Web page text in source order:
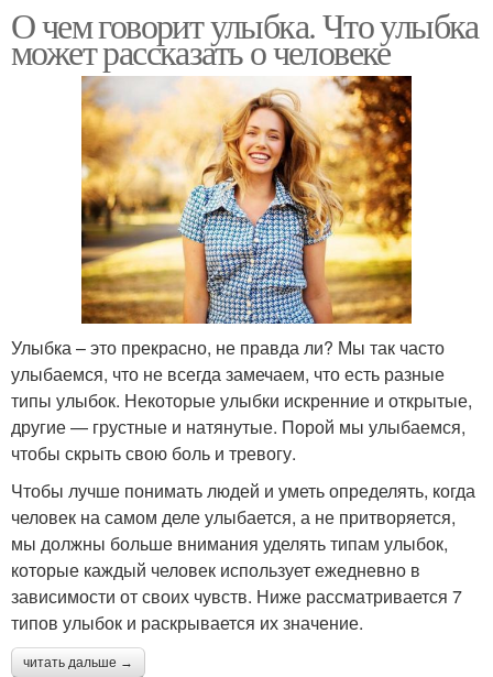
О чем говорит улыбка. Что улыбка
может рассказать о человеке
Улыбка – это прекрасно, не правда ли? Мы так часто
улыбаемся, что не всегда замечаем, что есть разные
типы улыбок. Некоторые улыбки искренние и открытые,
другие — грустные и натянутые. Порой мы улыбаемся,
чтобы скрыть свою боль и тревогу.
Чтобы лучше понимать людей и уметь определять, когда
человек на самом деле улыбается, а не притворяется,
мы должны больше внимания уделять типам улыбок,
которые каждый человек использует ежедневно в
зависимости от своих чувств. Ниже рассматривается 7
типов улыбок и раскрывается их значение.
читать дальше →